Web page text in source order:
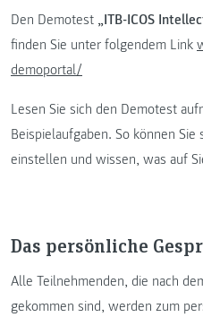
Den Demotest „ITB-ICOS
finden Sie unter folgendem Link
demoportal/
Lesen Sie sich den Demotest
Beispielaufgaben. So können
einstellen und wissen, was auf
Das persönliche
Alle Teilnehmenden, die nach
gekommen sind, werden zum